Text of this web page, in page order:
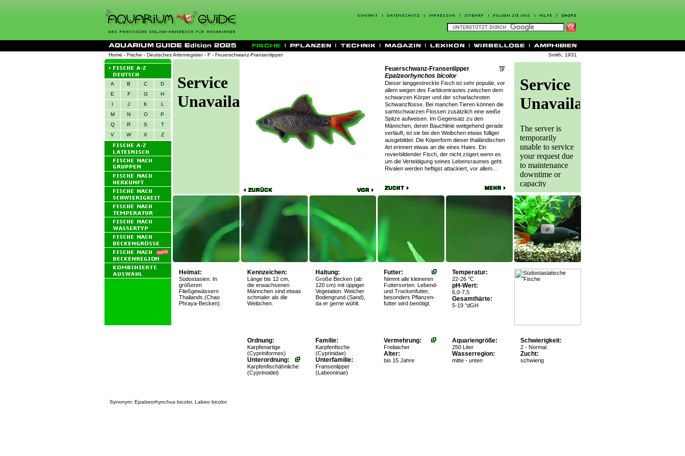
Home - Fische - Deutsches Artenregister- F- Feuerschwanz-Fransenlipper Smith, 1931
A B C
D
E
F G
H
I
J K
L
M
N O
P
Q
R S
T
V
W X Z
Feuerschwanz-Fransenlipper
Epalzeorhynchos bicolor
Dieser langgestreckte Fisch ist sehr populär, vor
allem wegen des Farbkontrastes zwischen dem
schwarzen Körper und der scharlachroten
Schwanzflosse. Bei manchen Tieren können die
samtschwarzen Flossen zusätzlich eine weiße
Spitze aufweisen. Im Gegensatz zu den
Männchen, deren Bauchlinie weitgehend gerade
verläuft, ist sie bei den Weibchen etwas fülliger
ausgebildet. Die Köperform dieser thailändischen
Art erinnert etwas an die eines Haies. Ein
revierbildender Fisch, der nicht zögert wenn es
um die Verteidigung seines Lebensraumes geht.
Rivalen werden heftigst attackiert, vor allem...
Heimat:
Südostasien. In
größeren
Fließgewässern
Thailands (Chao
Phraya-Becken).
Kennzeichen:
Länge bis 12 cm,
die erwachsenen
Männchen sind etwas
schmaler als die
Weibchen.
Haltung:
Große Becken (ab
120 cm) mit üppiger
Vegetation. Weicher
Bodengrund (Sand),
da er gerne wühlt.
Futter:
Nimmt alle kleineren
Futtersorten. Lebend-
und Trockenfutter,
besonders Pflanzen-
futter wird benötigt.
Temperatur:
22-26 °C
pH-Wert:
6,0-7,5
Gesamthärte:
5-19 °dGH
Ordnung:
Karpfenartige
(Cypriniformes)
Unterordnung:
Karpfenfischähnliche
(Cyprinoidei)
Familie:
Karpfenfische
(Cyprinidae)
Unterfamilie:
Fransenlipper
(Labeoninae)
Vermehrung:
Freilaicher
Alter:
bis 15 Jahre
Aquariengröße:
250 Liter
Wasserregion:
mitte - unten
Schwierigkeit:
2 - Normal
Zucht:
schwierig
Synonym: Epalzeorhynchus bicolor, Labeo bicolor